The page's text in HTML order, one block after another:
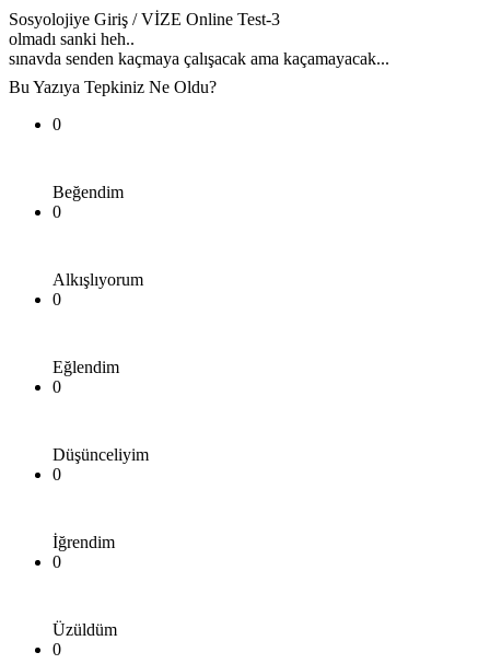
Sosyolojiye Giriş / VİZE Online Test-3
olmadı sanki heh..
sınavda senden kaçmaya çalışacak ama kaçamayacak...
Bu Yazıya Tepkiniz Ne Oldu?
0
Beğendim
0
Alkışlıyorum
0
Eğlendim
0
Düşünceliyim
0
İğrendim
0
Üzüldüm
0